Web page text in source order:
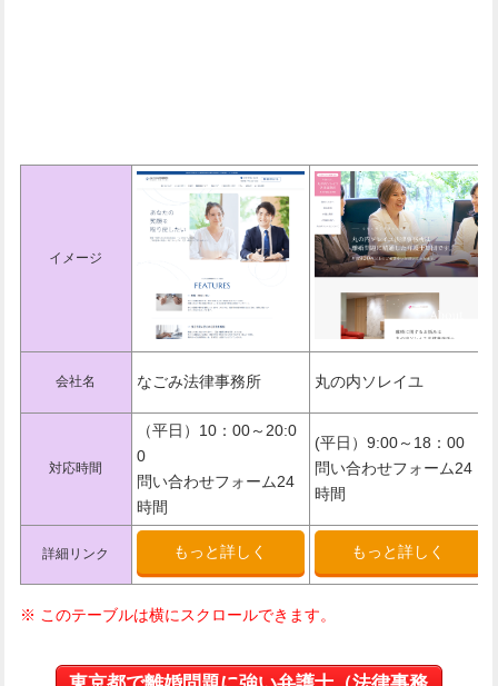
イメージ
会社名 なごみ法律事務所 丸の内ソレイユ
対応時間
（平日）10：00～20:0
0
問い合わせフォーム24
時間
(平日）9:00～18：00
問い合わせフォーム24
時間
詳細リンク もっと詳しく もっと詳しく